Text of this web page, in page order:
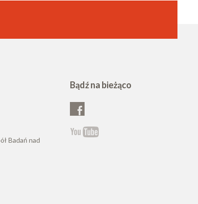
Badań nad
Bądź na bieżąco